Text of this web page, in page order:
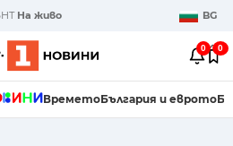
На живо BG
0 0
ВреметоБългария и еврото